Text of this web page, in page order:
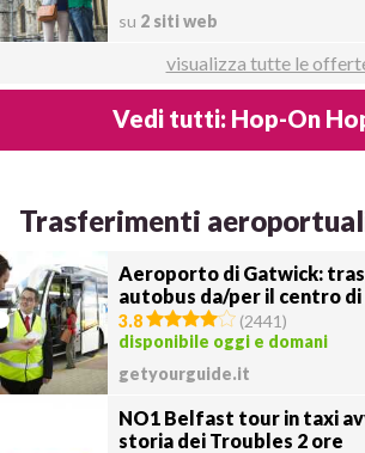
su 2 siti web
visualizza tutte le
Vedi tutti: Hop-On
Trasferimenti
Aeroporto di Gatwick:
autobus da/per il centro di
3.8 (2441)
disponibile oggi e domani
getyourguide.it
NO1 Belfast tour in taxi
storia dei Troubles 2 ore